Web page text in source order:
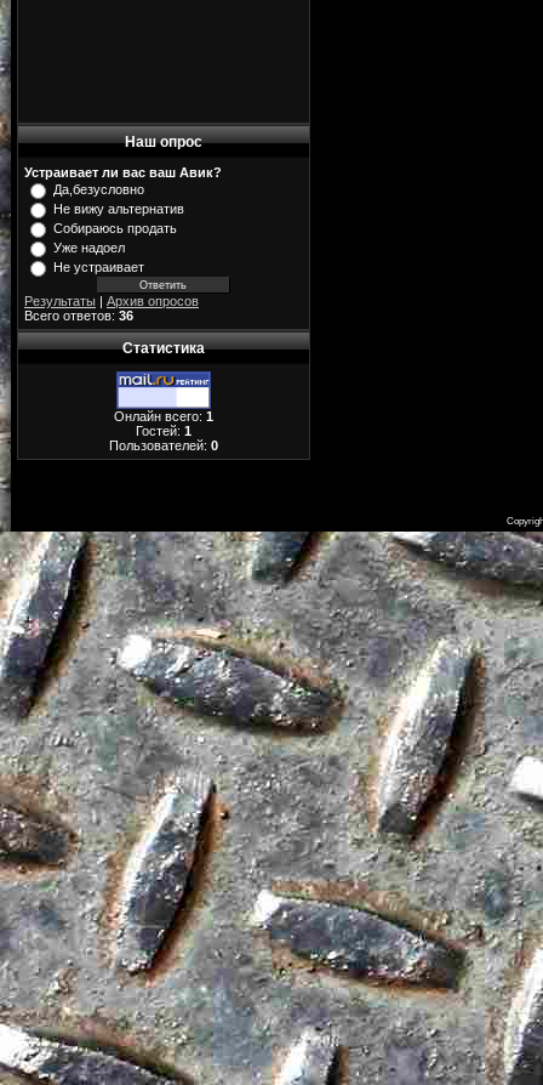
Наш опрос
Устраивает ли вас ваш Авик?
Да,безусловно
Не вижу альтернатив
Собираюсь продать
Уже надоел
Не устраивает
Результаты | Архив опросов
Всего ответов: 36
Статистика
Онлайн всего: 1
Гостей: 1
Пользователей: 0